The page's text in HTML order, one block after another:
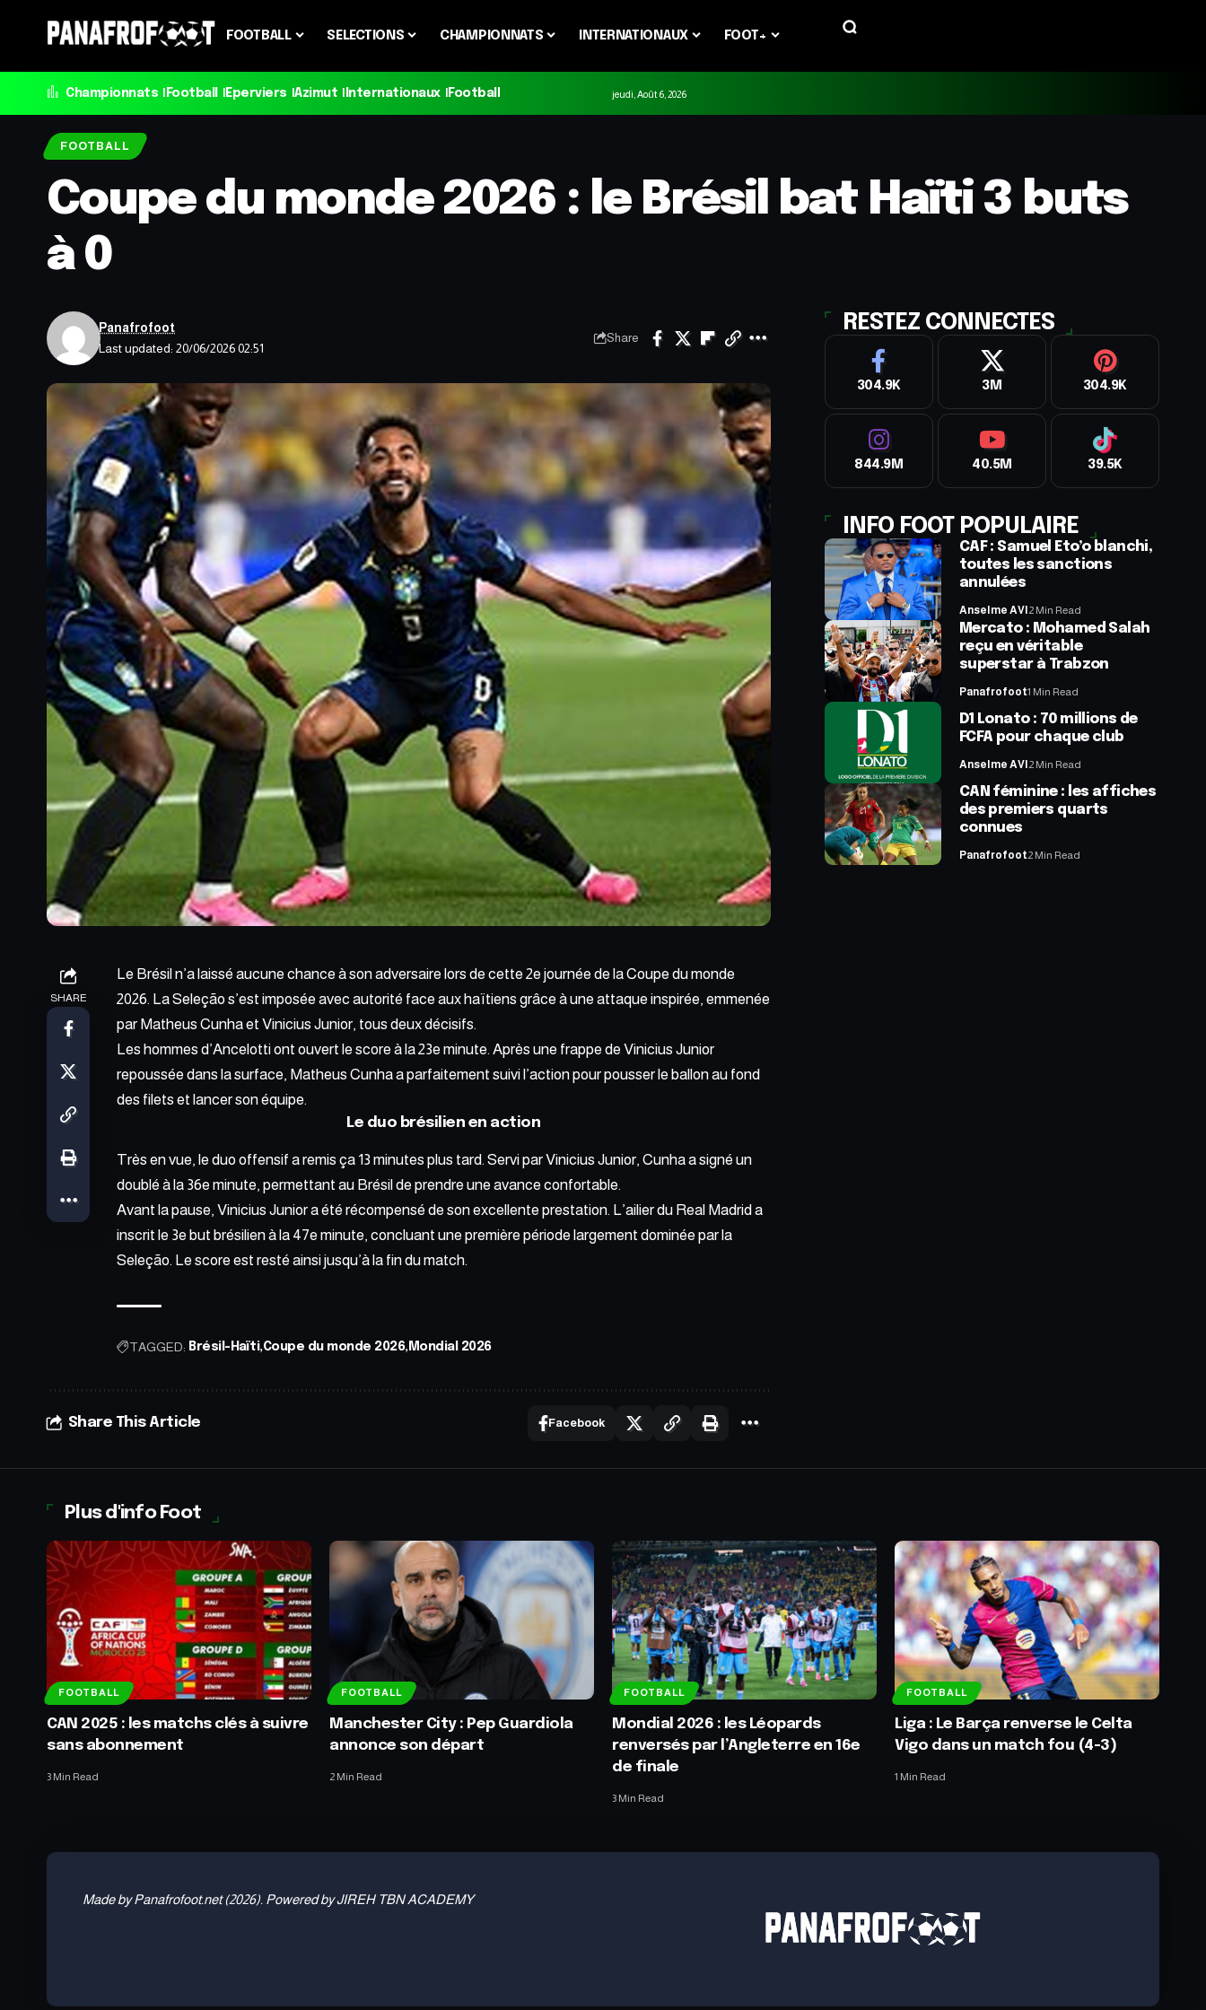
FOOTBALL SELECTIONS CHAMPIONNATS INTERNATIONAUX FOOT+
Championnats Football Eperviers Azimut Internationaux Football jeudi, Août 6, 2026
FOOTBALL
Coupe du monde 2026 : le Brésil bat Haïti 3 buts
à 0
Last updated: 20/06/2026 02:51
Panafrofoot
Share
SHARE
Le Brésil n’a laissé aucune chance à son adversaire lors de cette 2e journée de la Coupe du monde
2026. La Seleção s’est imposée avec autorité face aux haïtiens grâce à une attaque inspirée, emmenée
par Matheus Cunha et Vinicius Junior, tous deux décisifs.
Les hommes d’Ancelotti ont ouvert le score à la 23e minute. Après une frappe de Vinicius Junior
repoussée dans la surface, Matheus Cunha a parfaitement suivi l’action pour pousser le ballon au fond
des filets et lancer son équipe.
Le duo brésilien en action
Très en vue, le duo offensif a remis ça 13 minutes plus tard. Servi par Vinicius Junior, Cunha a signé un
doublé à la 36e minute, permettant au Brésil de prendre une avance confortable.
Avant la pause, Vinicius Junior a été récompensé de son excellente prestation. L’ailier du Real Madrid a
inscrit le 3e but brésilien à la 47e minute, concluant une première période largement dominée par la
Seleção. Le score est resté ainsi jusqu’à la fin du match.
TAGGED: Brésil-Haïti Coupe du monde 2026 Mondial 2026
Share This Article Facebook
RESTEZ CONNECTES
304.9K 3M 304.9K
844.9M 40.5M 39.5K
INFO FOOT POPULAIRE
CAF : Samuel Eto’o blanchi,
toutes les sanctions
annulées
Anselme AVI 2 Min Read
Mercato : Mohamed Salah
reçu en véritable
superstar à Trabzon
Panafrofoot1 Min Read
D1 Lonato : 70 millions de
FCFA pour chaque club
Anselme AVI 2 Min Read
CAN féminine : les affiches
des premiers quarts
connues
Panafrofoot2 Min Read
Plus d'info Foot
FOOTBALL
CAN 2025 : les matchs clés à suivre
sans abonnement
3 Min Read
FOOTBALL
Manchester City : Pep Guardiola
annonce son départ
2 Min Read
FOOTBALL
Mondial 2026 : les Léopards
renversés par l’Angleterre en 16e
de finale
3 Min Read
FOOTBALL
Liga : Le Barça renverse le Celta
Vigo dans un match fou (4-3)
1 Min Read
Made by Panafrofoot.net (2026). Powered by JIREH TBN ACADEMY